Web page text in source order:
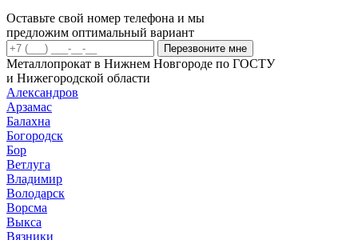
Оставьте свой номер телефона и мы
предложим оптимальный вариант
Перезвоните мне
Металлопрокат в Нижнем Новгороде по ГОСТУ
и Нижегородской области
Александров
Арзамас
Балахна
Богородск
Бор
Ветлуга
Владимир
Володарск
Ворсма
Выкса
Вязники